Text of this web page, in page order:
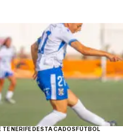
DESTACADOSFÚTBOL